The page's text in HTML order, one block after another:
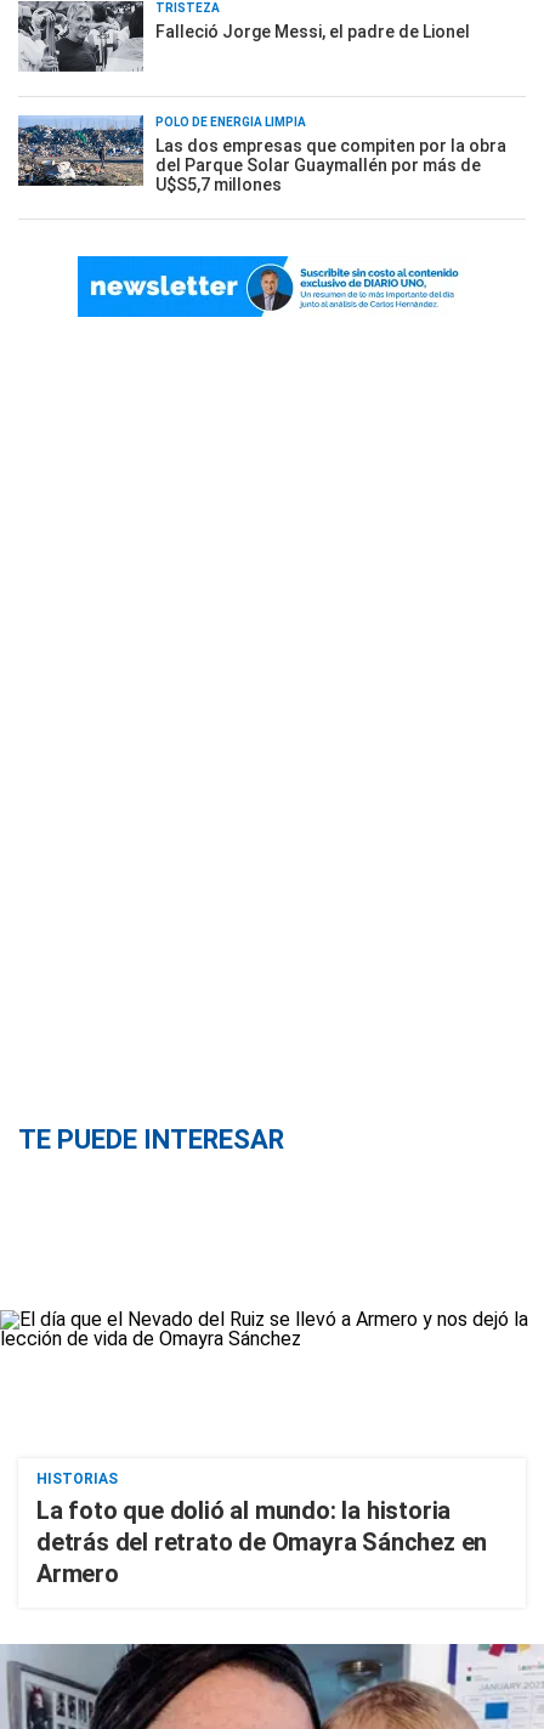
TRISTEZA
Falleció Jorge Messi, el padre de Lionel
POLO DE ENERGÍA LIMPIA
Las dos empresas que compiten por la obra
del Parque Solar Guaymallén por más de
U$S5,7 millones
TE PUEDE INTERESAR
HISTORIAS
La foto que dolió al mundo: la historia
detrás del retrato de Omayra Sánchez en
Armero